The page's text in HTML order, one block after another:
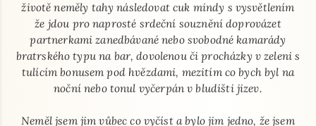
životě neměly tahy následovat cuk mindy s vysvětlením
že jdou pro naprosté srdeční souznění doprovázet
partnerkami zanedbávané nebo svobodné kamarády
bratrského typu na bar, dovolenou či procházky v zeleni s
tulícím bonusem pod hvězdami, mezitím co bych byl na
noční nebo tonul vyčerpán v bludišti jizev.
Neměl jsem jim vůbec co vyčíst a bylo jim jedno, že jsem